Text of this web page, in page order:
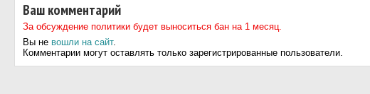
Ваш комментарий
За обсуждение политики будет выноситься бан на 1 месяц.
Вы не вошли на сайт.
Комментарии могут оставлять только зарегистрированные пользователи.